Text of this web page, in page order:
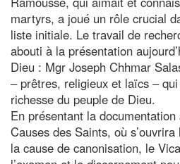
martyrs, a joué un rôle crucial
liste initiale. Le travail de
abouti à la présentation
Dieu : Mgr Joseph Chhmar
– prêtres, religieux et laïcs –
richesse du peuple de Dieu.
En présentant la
Causes des Saints, où
la cause de canonisation, le